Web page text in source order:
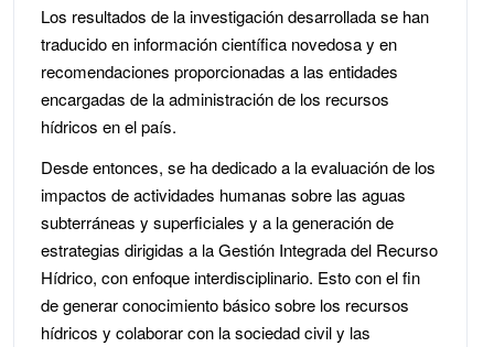
Los resultados de la investigación desarrollada se han
traducido en información científica novedosa y en
recomendaciones proporcionadas a las entidades
encargadas de la administración de los recursos
hídricos en el país.
Desde entonces, se ha dedicado a la evaluación de los
impactos de actividades humanas sobre las aguas
subterráneas y superficiales y a la generación de
estrategias dirigidas a la Gestión Integrada del Recurso
Hídrico, con enfoque interdisciplinario. Esto con el fin
de generar conocimiento básico sobre los recursos
hídricos y colaborar con la sociedad civil y las